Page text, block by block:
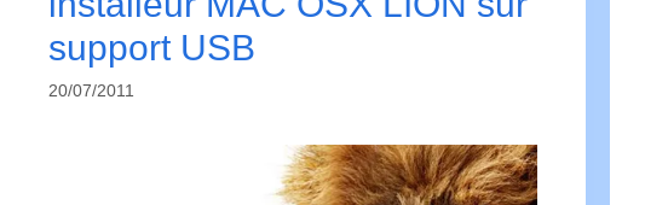
support USB
20/07/2011